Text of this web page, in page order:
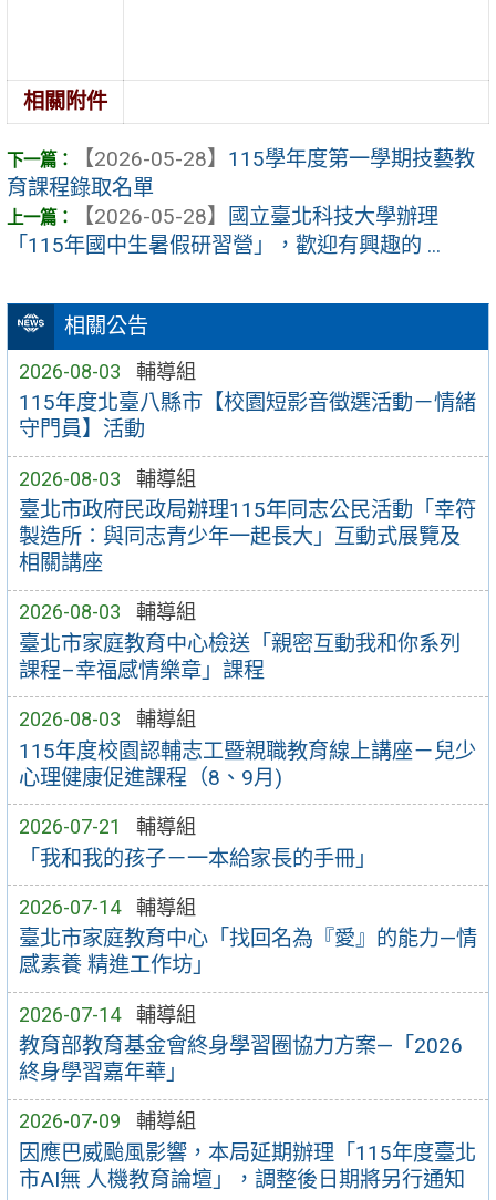
相關公告
2026-08-03 輔導組
115年度北臺八縣市【校園短影音徵選活動－情緒
守門員】活動
2026-08-03 輔導組
臺北市政府民政局辦理115年同志公民活動「幸符
製造所：與同志青少年一起長大」互動式展覽及
相關講座
2026-08-03 輔導組
臺北市家庭教育中心檢送「親密互動我和你系列
課程–幸福感情樂章」課程
2026-08-03 輔導組
115年度校園認輔志工暨親職教育線上講座－兒少
心理健康促進課程（8、9月)
2026-07-21 輔導組
「我和我的孩子－一本給家長的手冊」
2026-07-14 輔導組
臺北市家庭教育中心「找回名為『愛』的能力—情
感素養 精進工作坊」
2026-07-14 輔導組
教育部教育基金會終身學習圈協力方案—「2026
終身學習嘉年華」
2026-07-09 輔導組
因應巴威颱風影響，本局延期辦理「115年度臺北
市AI無 人機教育論壇」，調整後日期將另行通知
相關附件
【2026-05-28】 115學年度第一學期技藝教
育課程錄取名單
【2026-05-28】
國立臺北科技大學辦理
「115年國中生暑假研習營」，歡迎有興趣的 ...